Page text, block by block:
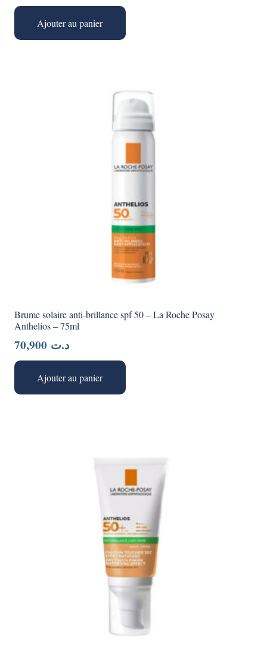
Ajouter au panier
Brume solaire anti-brillance spf 50 – La Roche Posay
Anthelios – 75ml
د.ت
Ajouter au panier